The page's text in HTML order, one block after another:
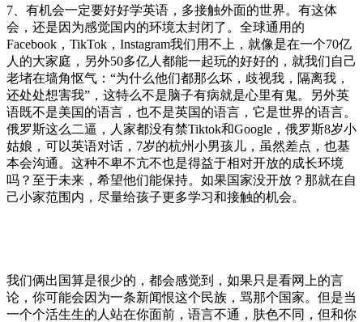
7、有机会一定要好好学英语，多接触外面的世界。有这体
会，还是因为感觉国内的环境太封闭了。全球通用的
Facebook，TikTok，Instagram我们用不上，就像是在一个70亿
人的大家庭，另外50多亿人都能一起玩的好好的，就我们自己
老堵在墙角怄气：“为什么他们都那么坏，歧视我，隔离我，
还处处想害我”，这特么不是脑子有病就是心里有鬼。另外英
语既不是美国的语言，也不是英国的语言，它是世界的语言。
俄罗斯这么二逼，人家都没有禁Tiktok和Google，俄罗斯8岁小
姑娘，可以英语对话，7岁的杭州小男孩儿，虽然差点，也基
本会沟通。这种不卑不亢不也是得益于相对开放的成长环境
吗？至于未来，希望他们能保持。如果国家没开放？那就在自
己小家范围内，尽量给孩子更多学习和接触的机会。
我们俩出国算是很少的，都会感觉到，如果只是看网上的言
论，你可能会因为一条新闻恨这个民族，骂那个国家。但是当
一个个活生生的人站在你面前，语言不通，肤色不同，但和你